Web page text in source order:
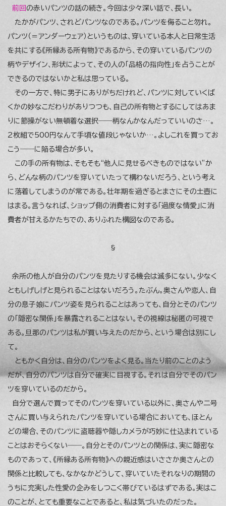
前回 の赤いパンツの話の続き。今回は少々深い話で、長い。
たかがパンツ、されどパンツなのである。パンツを侮ること勿れ。
パンツ（＝アンダーウェア）というものは、穿いている本人と日常生活
を共にする《所縁ある所有物》であるから、その穿いているパンツの
柄やデザイン、形状によって、その人の「品格の指向性」を占うことが
できるのではないかと私は思っている。
その一方で、特に男子にありがちだけれど、パンツに対していくば
くかの妙なこだわりがありつつも、自己の所有物とするにしてはあま
りに節操がない無頓着な選択――柄なんかなんだっていいのさ…。
2枚組で500円なんて手頃な値段じゃないか…。よしこれを買ってお
こう――に陥る場合が多い。
この手の所有物は、そもそも“他人に見せるべきものではない”か
ら、どんな柄のパンツを穿いていたって構わないだろう、という考え
に落着してしまうのが常である。壮年期を過ぎるとまさにその土壺に
はまる。言うなれば、ショップ側の消費者に対する「過度な情愛」に消
費者が甘えるかたちでの、ありふれた構図なのである。
§
余所の他人が自分のパンツを見たりする機会は滅多にない。少なく
ともしげしげと見られることはないだろう。たぶん。奥さんや恋人、自
分の息子娘にパンツ姿を見られることはあっても、自分とそのパンツ
の「隠密な関係」を暴露されることはない。その視線は秘匿の可視で
ある。旦那のパンツは私が買い与えたのだから、という場合は別にし
て。
ともかく自分は、自分のパンツをよく見る。当たり前のことのよう
だが、自分のパンツは自分で確実に目視する。それは自分でそのパン
ツを穿いているのだから。
自分で選んで買ってそのパンツを穿いている以外に、奥さんや二号
さんに買い与えられたパンツを穿いている場合においても、ほとん
どの場合、そのパンツに盗聴器や隠しカメラが巧妙に仕込まれている
ことはおそらくない――。自分とそのパンツとの関係は、実に隠密な
ものであって、《所縁ある所有物》への親近感はいささか奥さんとの
関係と比較しても、なかなかどうして、穿いていたそれなりの期間の
うちに充実した性愛の企みをしつこく帯びているはずである。実はこ
のことが、とても重要なことであると、私は気づいたのだった。